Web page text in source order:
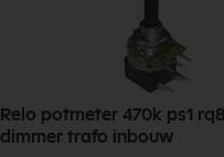
Relo potmeter 470k ps1
dimmer trafo inbouw